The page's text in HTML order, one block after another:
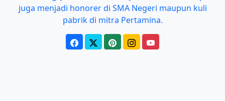
juga menjadi honorer di SMA Negeri maupun kuli
pabrik di mitra Pertamina.